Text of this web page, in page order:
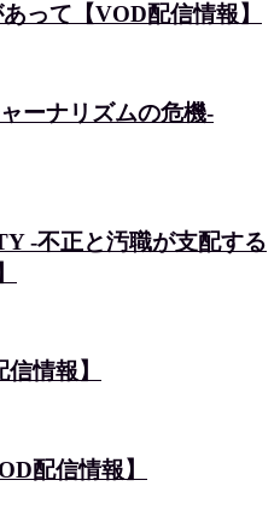
って【VOD配信情報】
ーナリズムの危機-
-不正と汚職が支配する
情報】
配信情報】